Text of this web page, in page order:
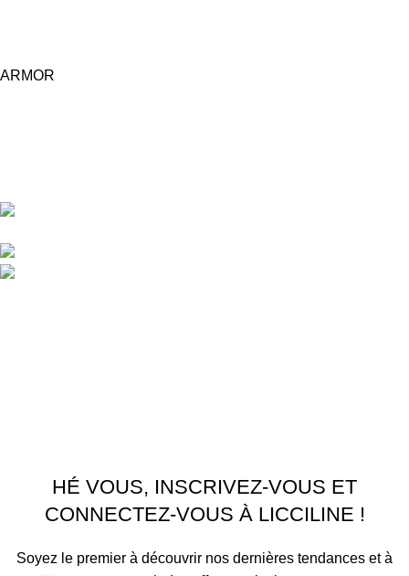
ARMOR
HÉ VOUS, INSCRIVEZ-VOUS ET
CONNECTEZ-VOUS À LICCILINE !
Soyez le premier à découvrir nos dernières tendances et à